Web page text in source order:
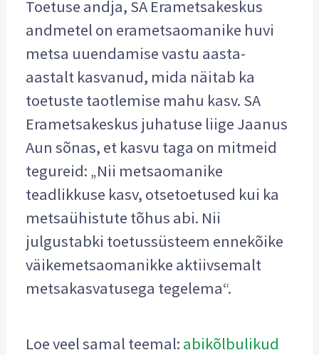
Toetuse andja, SA Erametsakeskus
andmetel on erametsaomanike huvi
metsa uuendamise vastu aasta-
aastalt kasvanud, mida näitab ka
toetuste taotlemise mahu kasv. SA
Erametsakeskus juhatuse liige Jaanus
Aun sõnas, et kasvu taga on mitmeid
tegureid: „Nii metsaomanike
teadlikkuse kasv, otsetoetused kui ka
metsaühistute tõhus abi. Nii
julgustabki toetussüsteem ennekõike
väikemetsaomanikke aktiivsemalt
metsakasvatusega tegelema“.
Loe veel samal teemal: abikõlbulikud